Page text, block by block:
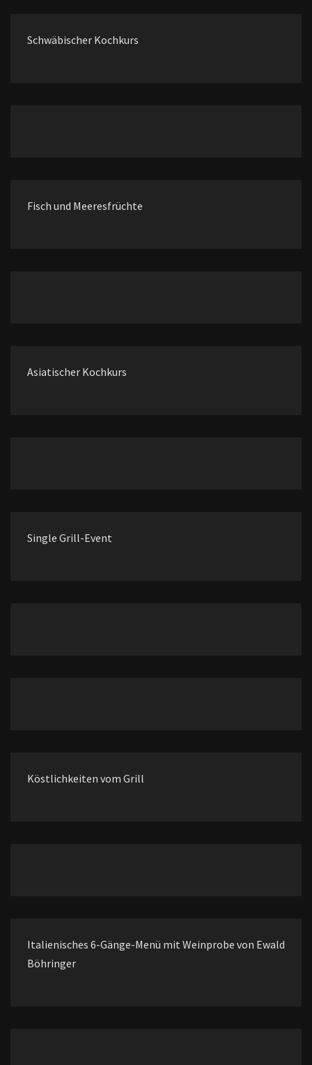
Schwäbischer Kochkurs
Fisch und Meeresfrüchte
Asiatischer Kochkurs
Single Grill-Event
Köstlichkeiten vom Grill
Italienisches 6-Gänge-Menü mit Weinprobe von Ewald
Böhringer